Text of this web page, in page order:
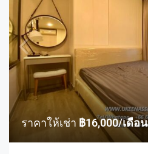
ราคาให้เช่า ฿16,000/เดือน